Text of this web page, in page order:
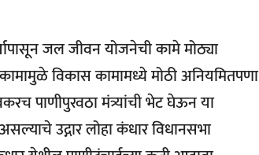
जल जीवन योजनेची कामे मोठ्या
विकास कामामध्ये मोठी अनियमितपणा
पाणीपुरवठा मंत्र्यांची भेट घेऊन या
उद्गार लोहा कंधार विधानसभा